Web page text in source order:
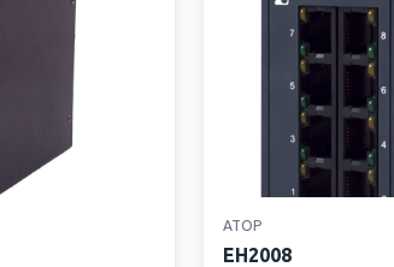
ATOP
EH2008